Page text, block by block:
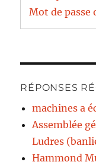
Mot de passe
RÉPONSES
machines a
Assemblée
Ludres
Hammond